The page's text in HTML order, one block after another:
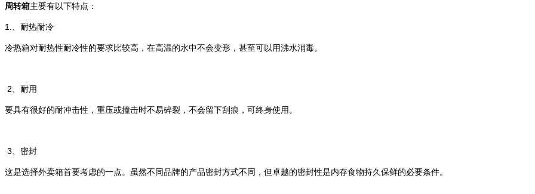
周转箱主要有以下特点：
1. 耐热耐冷
冷热箱对耐热性耐冷性的要求比较高，在高温的水中不会变形，甚至可以用沸水消毒。
2、 耐用
要具有很好的耐冲击性，重压或撞击时不易碎裂，不会留下刮痕，可终身使用。
3、密封
这是选择外卖箱首要考虑的一点。虽然不同品牌的产品密封方式不同，但卓越的密封性是内存食物持久保鲜的必要条件。